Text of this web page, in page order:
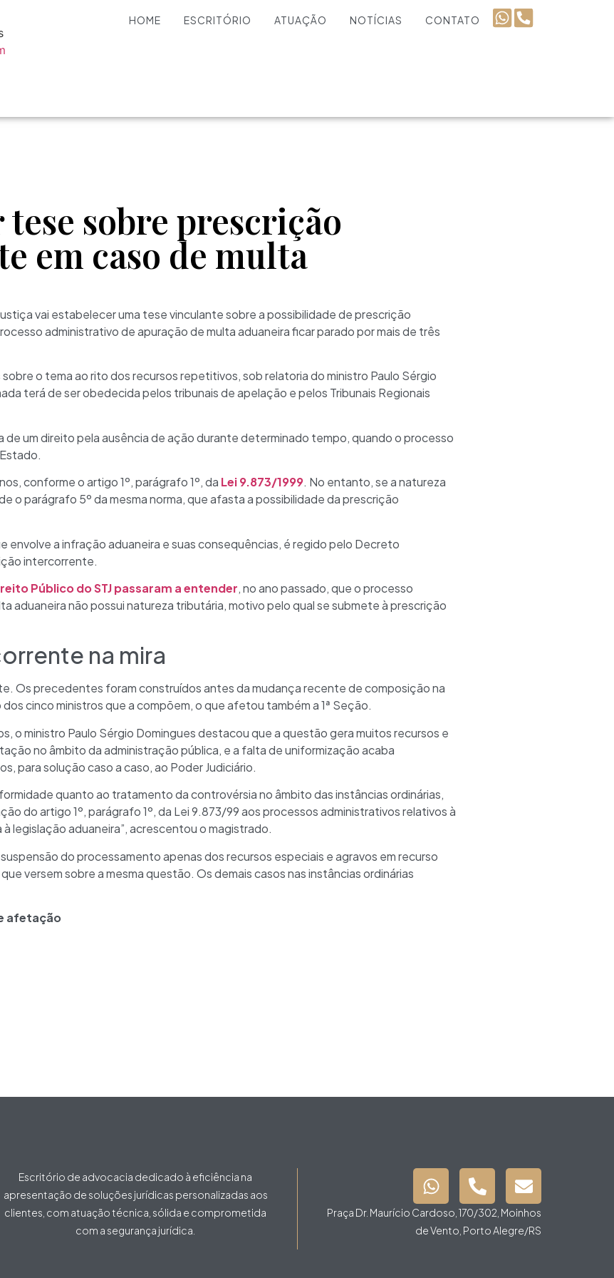
HOME ESCRITÓRIO ATUAÇÃO NOTÍCIAS CONTATO
tese sobre prescrição
em caso de multa
vai estabelecer uma tese vinculante sobre a possibilidade de prescrição
administrativo de apuração de multa aduaneira ficar parado por mais de três
o tema ao rito dos recursos repetitivos, sob relatoria do ministro Paulo Sérgio
terá de ser obedecida pelos tribunais de apelação e pelos Tribunais Regionais
um direito pela ausência de ação durante determinado tempo, quando o processo
conforme o artigo 1º, parágrafo 1º, da Lei 9.873/1999. No entanto, se a natureza
o parágrafo 5º da mesma norma, que afasta a possibilidade da prescrição
envolve a infração aduaneira e suas consequências, é regido pelo Decreto
intercorrente.
Público do STJ passaram a entender, no ano passado, que o processo
aduaneira não possui natureza tributária, motivo pelo qual se submete à prescrição
na mira
Os precedentes foram construídos antes da mudança recente de composição na
cinco ministros que a compõem, o que afetou também a 1ª Seção.
o ministro Paulo Sérgio Domingues destacou que a questão gera muitos recursos e
no âmbito da administração pública, e a falta de uniformização acaba
para solução caso a caso, ao Poder Judiciário.
quanto ao tratamento da controvérsia no âmbito das instâncias ordinárias,
do artigo 1º, parágrafo 1º, da Lei 9.873/99 aos processos administrativos relativos à
legislação aduaneira”, acrescentou o magistrado.
do processamento apenas dos recursos especiais e agravos em recurso
versem sobre a mesma questão. Os demais casos nas instâncias ordinárias
afetação
Escritório de advocacia dedicado à eficiência na
apresentação de soluções jurídicas personalizadas aos
clientes, com atuação técnica, sólida e comprometida
com a segurança jurídica.
Praça Dr. Maurício Cardoso, 170/302, Moinhos
de Vento, Porto Alegre/RS